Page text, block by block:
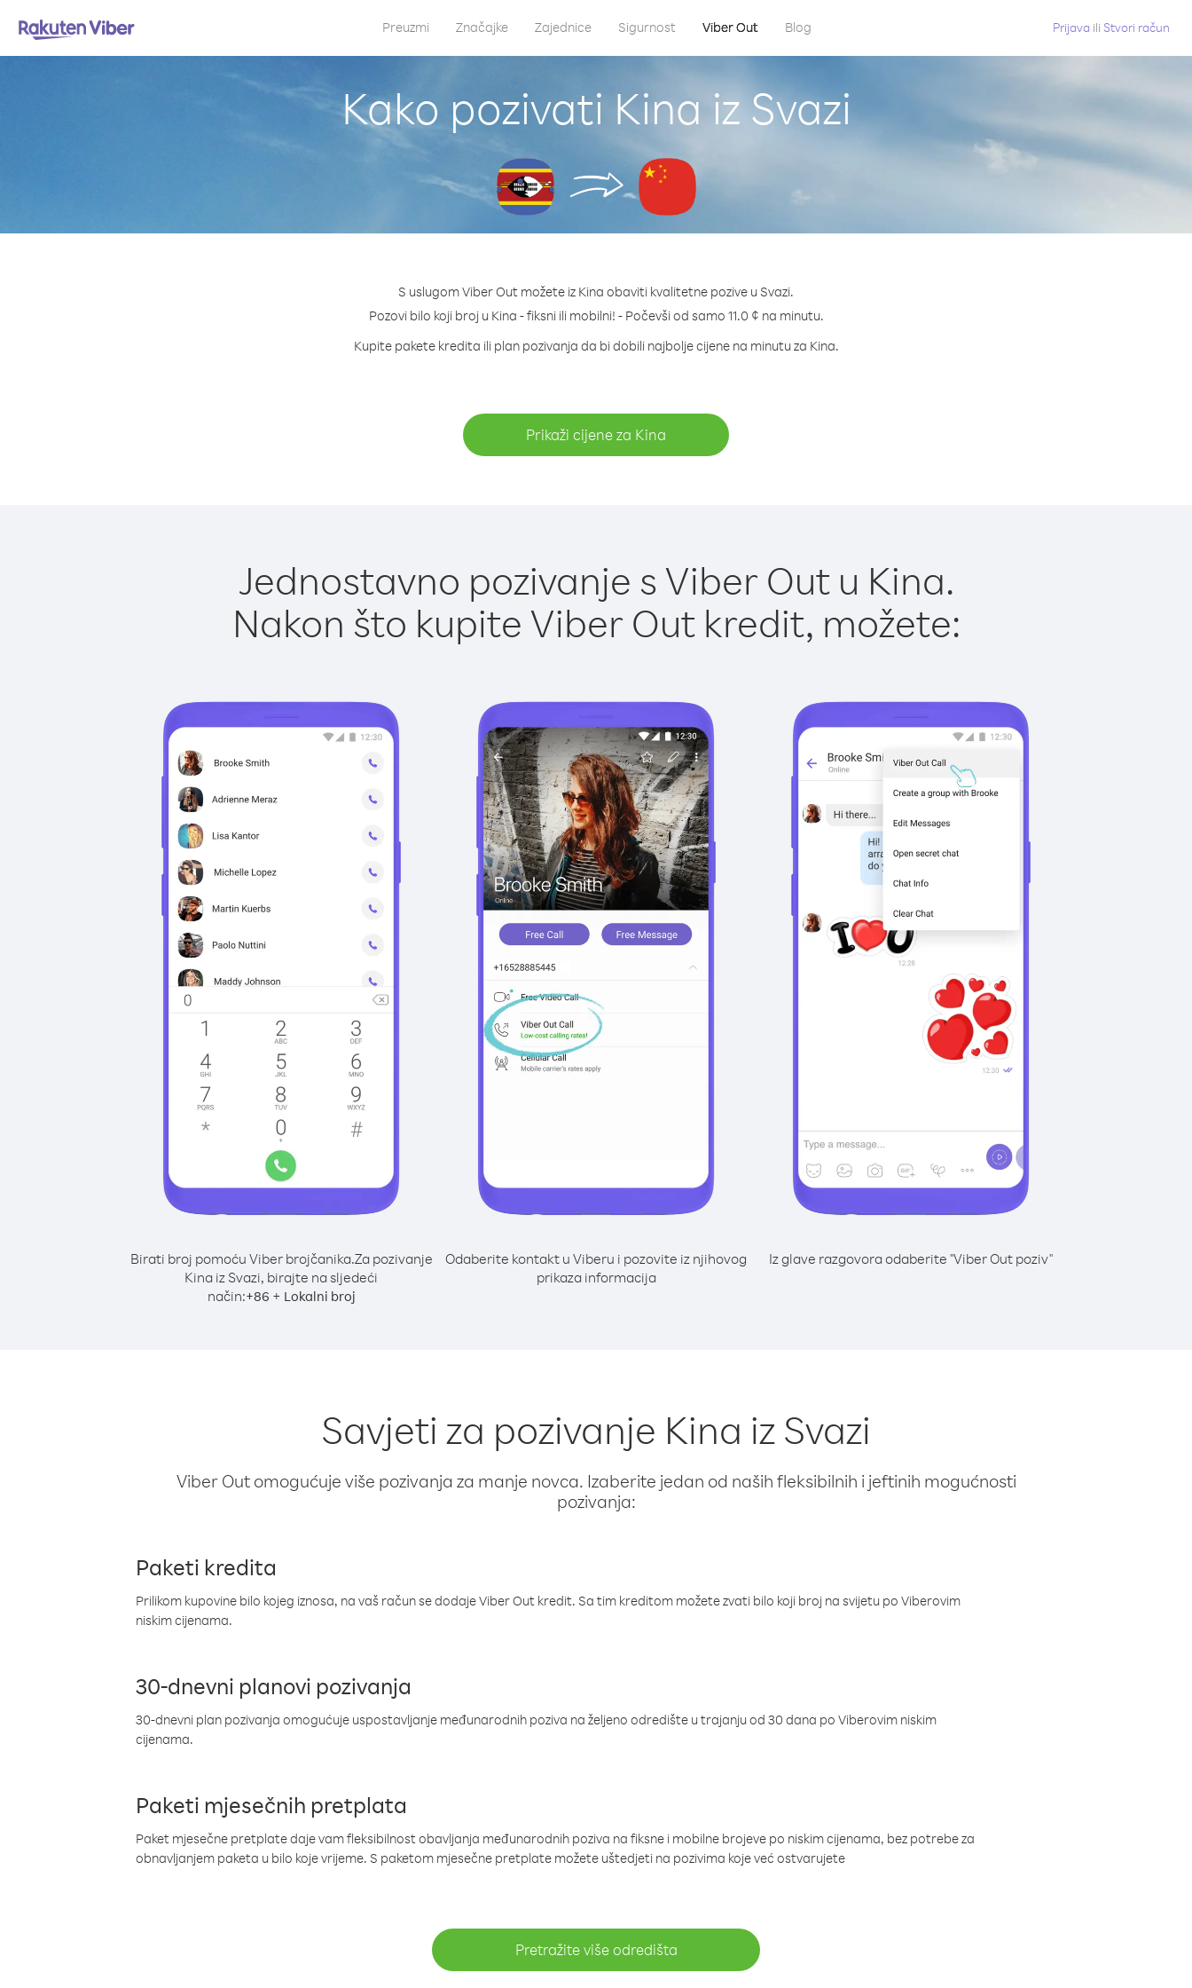
Preuzmi Značajke Zajednice Sigurnost Viber Out Blog Prijava ili Stvori račun
Kako pozivati Kina iz Svazi
S uslugom Viber Out možete iz Kina obaviti kvalitetne pozive u Svazi.
Pozovi bilo koji broj u Kina - fiksni ili mobilni! - Počevši od samo 11.0 ¢ na minutu.
Kupite pakete kredita ili plan pozivanja da bi dobili najbolje cijene na minutu za Kina.
Prikaži cijene za Kina
Jednostavno pozivanje s Viber Out u Kina.
Nakon što kupite Viber Out kredit, možete:
Birati broj pomoću Viber brojčanika.Za pozivanje
Kina iz Svazi, birajte na sljedeći
način:+86 + Lokalni broj
Odaberite kontakt u Viberu i pozovite iz njihovog
prikaza informacija
Iz glave razgovora odaberite "Viber Out poziv"
Savjeti za pozivanje Kina iz Svazi
Viber Out omogućuje više pozivanja za manje novca. Izaberite jedan od naših fleksibilnih i jeftinih mogućnosti
pozivanja:
Paketi kredita
Prilikom kupovine bilo kojeg iznosa, na vaš račun se dodaje Viber Out kredit. Sa tim kreditom možete zvati bilo koji broj na svijetu po Viberovim
niskim cijenama.
30-dnevni planovi pozivanja
30-dnevni plan pozivanja omogućuje uspostavljanje međunarodnih poziva na željeno odredište u trajanju od 30 dana po Viberovim niskim
cijenama.
Paketi mjesečnih pretplata
Paket mjesečne pretplate daje vam fleksibilnost obavljanja međunarodnih poziva na fiksne i mobilne brojeve po niskim cijenama, bez potrebe za
obnavljanjem paketa u bilo koje vrijeme. S paketom mjesečne pretplate možete uštedjeti na pozivima koje već ostvarujete
Pretražite više odredišta